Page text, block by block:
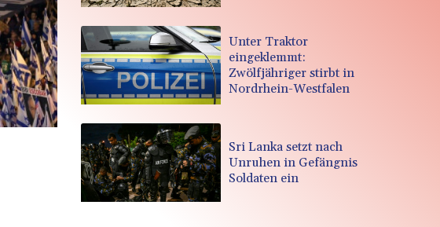
Unter Traktor
eingeklemmt:
Zwölfjähriger stirbt in
Nordrhein-Westfalen
Sri Lanka setzt nach
Unruhen in Gefängnis
Soldaten ein